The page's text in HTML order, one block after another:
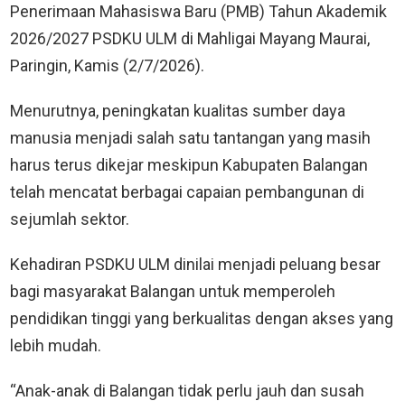
Penerimaan Mahasiswa Baru (PMB) Tahun Akademik
2026/2027 PSDKU ULM di Mahligai Mayang Maurai,
Paringin, Kamis (2/7/2026).
Menurutnya, peningkatan kualitas sumber daya
manusia menjadi salah satu tantangan yang masih
harus terus dikejar meskipun Kabupaten Balangan
telah mencatat berbagai capaian pembangunan di
sejumlah sektor.
Kehadiran PSDKU ULM dinilai menjadi peluang besar
bagi masyarakat Balangan untuk memperoleh
pendidikan tinggi yang berkualitas dengan akses yang
lebih mudah.
“Anak-anak di Balangan tidak perlu jauh dan susah